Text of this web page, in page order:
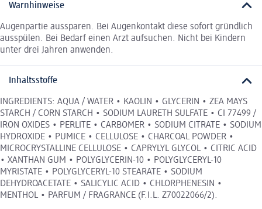
Warnhinweise
Augenpartie aussparen. Bei Augenkontakt diese sofort gründlich
ausspülen. Bei Bedarf einen Arzt aufsuchen. Nicht bei Kindern
unter drei Jahren anwenden.
Inhaltsstoffe
INGREDIENTS: AQUA / WATER • KAOLIN • GLYCERIN • ZEA MAYS
STARCH / CORN STARCH • SODIUM LAURETH SULFATE • CI 77499 /
IRON OXIDES • PERLITE • CARBOMER • SODIUM CITRATE • SODIUM
HYDROXIDE • PUMICE • CELLULOSE • CHARCOAL POWDER •
MICROCRYSTALLINE CELLULOSE • CAPRYLYL GLYCOL • CITRIC ACID
• XANTHAN GUM • POLYGLYCERIN-10 • POLYGLYCERYL-10
MYRISTATE • POLYGLYCERYL-10 STEARATE • SODIUM
DEHYDROACETATE • SALICYLIC ACID • CHLORPHENESIN •
MENTHOL • PARFUM / FRAGRANCE (F.I.L. Z70022066/2).